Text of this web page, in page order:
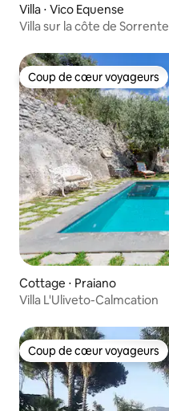
Villa ⋅ Vico Equense
Villa sur la côte de Sorrente
Coup de cœur voyageurs
Coup de cœur voyageurs
Cottage ⋅ Praiano
Villa L'Uliveto-Calmcation
Coup de cœur voyageurs
Coup de cœur voyageurs